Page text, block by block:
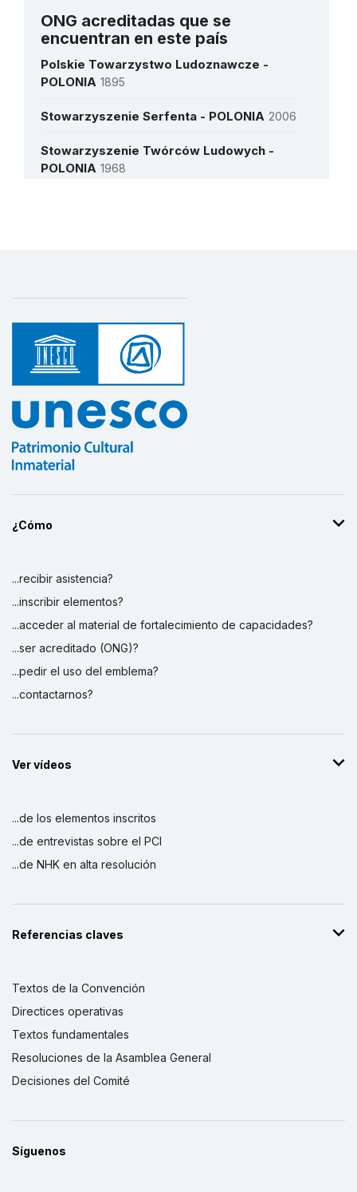
17th World Folklore Review 'Integration'
2017
2017-08-12 – 2017-09-21 – Poznań, Swarzędz,
Wronki, Września, Leszno, Grodzisk
ONG acreditadas que se
encuentran en este país
Polskie Towarzystwo Ludoznawcze -
POLONIA 1895
Stowarzyszenie Serfenta - POLONIA 2006
Stowarzyszenie Twórców Ludowych -
POLONIA 1968
¿Cómo
...recibir asistencia?
...inscribir elementos?
...acceder al material de fortalecimiento de capacidades?
...ser acreditado (ONG)?
...pedir el uso del emblema?
...contactarnos?
Ver vídeos
...de los elementos inscritos
...de entrevistas sobre el PCI
...de NHK en alta resolución
Referencias claves
Textos de la Convención
Directices operativas
Textos fundamentales
Resoluciones de la Asamblea General
Decisiones del Comité
Síguenos